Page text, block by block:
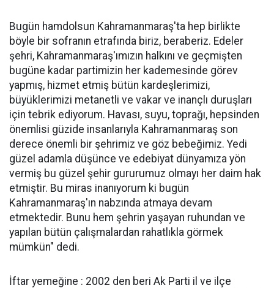
Bugün hamdolsun Kahramanmaraş'ta hep birlikte
böyle bir sofranın etrafında biriz, beraberiz. Edeler
şehri, Kahramanmaraş'ımızın halkını ve geçmişten
bugüne kadar partimizin her kademesinde görev
yapmış, hizmet etmiş bütün kardeşlerimizi,
büyüklerimizi metanetli ve vakar ve inançlı duruşları
için tebrik ediyorum. Havası, suyu, toprağı, hepsinden
önemlisi güzide insanlarıyla Kahramanmaraş son
derece önemli bir şehrimiz ve göz bebeğimiz. Yedi
güzel adamla düşünce ve edebiyat dünyamıza yön
vermiş bu güzel şehir gururumuz olmayı her daim hak
etmiştir. Bu miras inanıyorum ki bugün
Kahramanmaraş'ın nabzında atmaya devam
etmektedir. Bunu hem şehrin yaşayan ruhundan ve
yapılan bütün çalışmalardan rahatlıkla görmek
mümkün" dedi.
İftar yemeğine : 2002 den beri Ak Parti il ve ilçe